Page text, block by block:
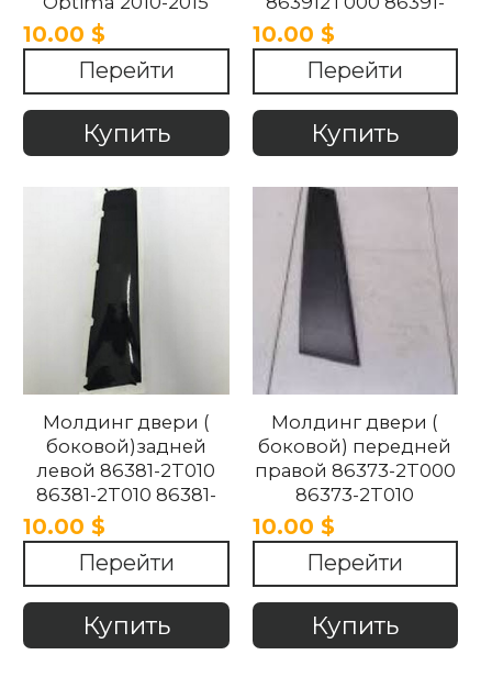
10.00 $
Перейти
Купить
2T010 863912T010 Kia
Optima 2010-2015.
10.00 $
Перейти
Купить
Молдинг двери (
боковой)задней
левой 86381-2T010
86381-2T010 86381-
2T000 863812T000
Kia Optima 2010-2015
10.00 $
Перейти
Купить
Молдинг двери (
боковой) передней
правой 86373-2T000
86373-2T010
863732T000
863732T010 Kia
Optima 2010-2015
10.00 $
Перейти
Купить